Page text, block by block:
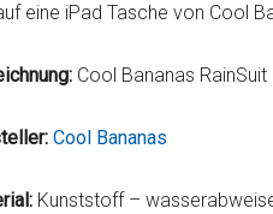
eine iPad Tasche von Cool
Cool Bananas
Cool Bananas
Kunststoff –